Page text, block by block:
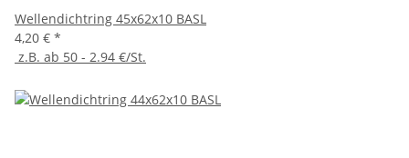
Wellendichtring 45x62x10 BASL
4,20 € *
z.B. ab 50 - 2.94 €/St.